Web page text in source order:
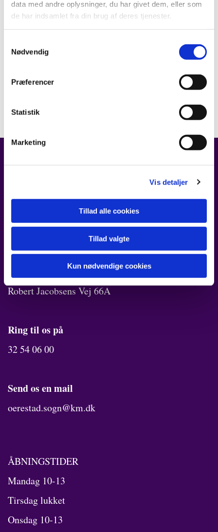
data med andre oplysninger, du har givet dem, eller som
de har indsamlet fra din brug af deres tjenester.
Nødvendig
Præferencer
Statistik
Marketing
Vis detaljer
Tillad alle cookies
Tillad valgte
Kun nødvendige cookies
Robert Jacobsens Vej 72B
Kirkekontor
Robert Jacobsens Vej 70A
Menighedslokaler
Robert Jacobsens Vej 66A
Ring til os på
32 54 06 00
Send os en mail
oerestad.sogn@km.dk
ÅBNINGSTIDER
Mandag 10-13
Tirsdag lukket
Onsdag 10-13